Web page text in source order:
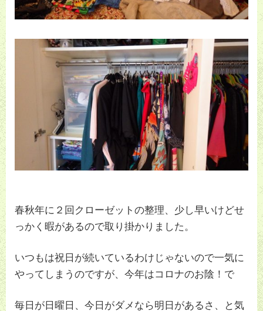
春秋年に２回クローゼットの整理、少し早いけどせ
っかく暇があるので取り掛かりました。
いつもは祝日が続いているわけじゃないので一気に
やってしまうのですが、今年はコロナのお陰！で
毎日が日曜日、今日がダメなら明日があるさ、と気